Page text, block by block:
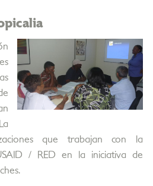
que trabajan con la
/ RED en la iniciativa de